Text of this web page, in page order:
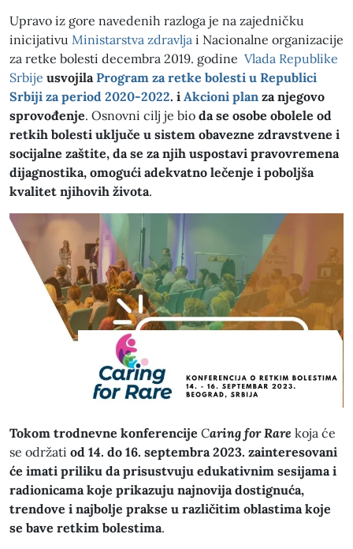
Upravo iz gore navedenih razloga je na zajedničku
inicijativu Ministarstva zdravlja i Nacionalne organizacije
za retke bolesti decembra 2019. godine Vlada Republike
Srbije usvojilaProgram za retke bolesti u Republici
Srbiji za period 2020-2022. i Akcioni plan za njegovo
sprovođenje. Osnovni cilj je bio da se osobe obolele od
retkih bolesti uključe u sistem obavezne zdravstvene i
socijalne zaštite, da se za njih uspostavi pravovremena
dijagnostika, omogući adekvatno lečenje i poboljša
kvalitet njihovih života.
Tokom trodnevne konferencije Caring for Rare koja će
se održati od 14. do 16. septembra 2023. zainteresovani
će imati priliku da prisustvuju edukativnim sesijama i
radionicama koje prikazuju najnovija dostignuća,
trendove i najbolje prakse u različitim oblastima koje
se bave retkim bolestima.